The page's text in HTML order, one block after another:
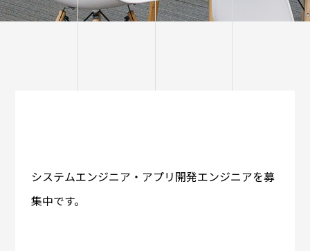
システムエンジニア・アプリ開発エンジニアを募
集中です。